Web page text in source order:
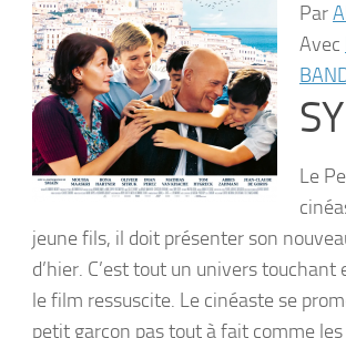
Par
Avec
Le
jeune fils, il doit présenter son
d’hier. C’est tout un univers
le film ressuscite. Le cinéaste se
petit garçon pas tout à fait comme